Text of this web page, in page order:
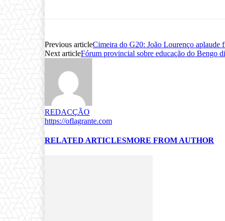
Previous articleCimeira do G20: João Lourenço aplaude
Next articleFórum provincial sobre educação do Bengo
REDACÇÃO
https://oflagrante.com
RELATED ARTICLESMORE FROM AUTHOR